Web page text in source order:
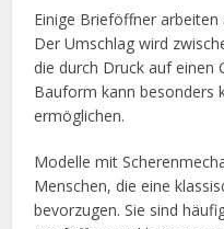
Einige Brieföffner arbeiten
Der Umschlag wird
die durch Druck auf einen
Bauform kann besonders
ermöglichen.
Modelle mit
Menschen, die eine
bevorzugen. Sie sind